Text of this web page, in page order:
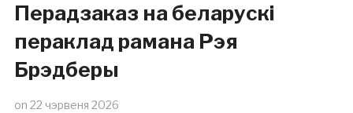
Перадзаказ на беларускі
пераклад рамана Рэя
Брэдберы
on 22 чэрвеня 2026